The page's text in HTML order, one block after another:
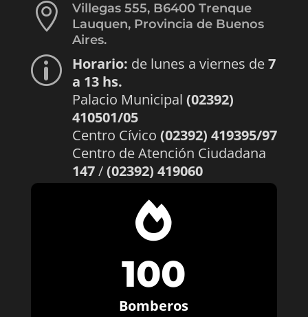

Villegas 555, B6400 Trenque
Lauquen, Provincia de Buenos
Aires.
p Horario: de lunes a viernes de7
a 13 hs.
Palacio Municipal (02392)
410501/05
Centro Cívico (02392) 419395/97
Centro de Atención Ciudadana
147/(02392) 419060

100
Bomberos